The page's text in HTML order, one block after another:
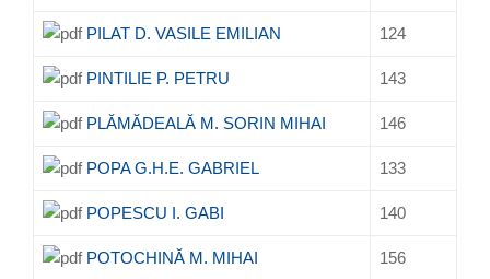
PILAT D. VASILE EMILIAN 124
PINTILIE P. PETRU 143
PLĂMĂDEALĂ M. SORIN MIHAI 146
POPA G.H.E. GABRIEL 133
POPESCU I. GABI 140
POTOCHINĂ M. MIHAI 156